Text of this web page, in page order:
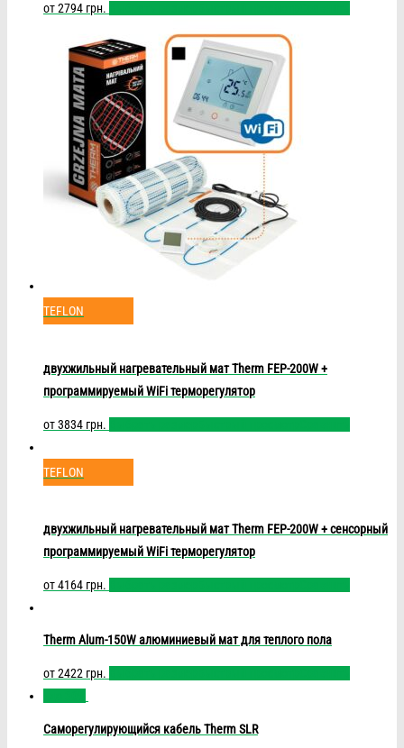
от2794 грн.
TEFLON
двухжильный нагревательный мат Therm FEP-200W +
программируемый WiFi терморегулятор
от3834 грн.
TEFLON
двухжильный нагревательный мат Therm FEP-200W + сенсорный
программируемый WiFi терморегулятор
от4164 грн.
Therm Alum-150W алюминиевый мат для теплого пола
от2422 грн.
Саморегулирующийся кабель Therm SLR